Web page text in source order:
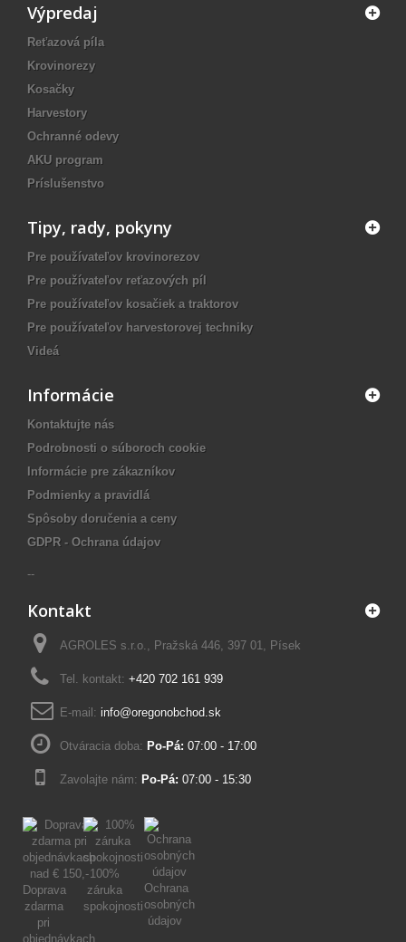
Výpredaj
Reťazová píla
Krovinorezy
Kosačky
Harvestory
Ochranné odevy
AKU program
Príslušenstvo
Tipy, rady, pokyny
Pre používateľov krovinorezov
Pre používateľov reťazových píl
Pre používateľov kosačiek a traktorov
Pre používateľov harvestorovej techniky
Videá
Informácie
Kontaktujte nás
Podrobnosti o súboroch cookie
Informácie pre zákazníkov
Podmienky a pravidlá
Spôsoby doručenia a ceny
GDPR - Ochrana údajov
--
Kontakt
AGROLES s.r.o., Pražská 446, 397 01, Písek
Tel. kontakt: +420 702 161 939
E-mail: info@oregonobchod.sk
Otváracia doba: Po-Pá: 07:00 - 17:00
Zavolajte nám: Po-Pá: 07:00 - 15:30
Doprava
zdarma
pri
objednávkach
100%
záruka
spokojnosti
Ochrana
osobných
údajov